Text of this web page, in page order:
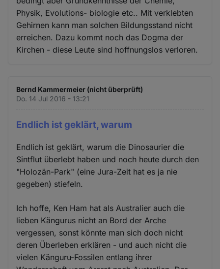
Physik, Evolutions- biologie etc.. Mit verklebten
Gehirnen kann man solchen Bildungsstand nicht
erreichen. Dazu kommt noch das Dogma der
Kirchen - diese Leute sind hoffnungslos verloren.
Bernd Kammermeier (nicht überprüft)
Do. 14 Jul 2016 - 13:21
Endlich ist geklärt, warum
Endlich ist geklärt, warum die Dinosaurier die
Sintflut überlebt haben und noch heute durch den
"Holozän-Park" (eine Jura-Zeit hat es ja nie
gegeben) stiefeln.
Ich hoffe, Ken Ham hat als Australier auch die
lieben Kängurus nicht an Bord der Arche
vergessen, sonst könnte man sich doch nicht
deren Überleben erklären - und auch nicht die
vielen Känguru-Fossilen entlang ihrer